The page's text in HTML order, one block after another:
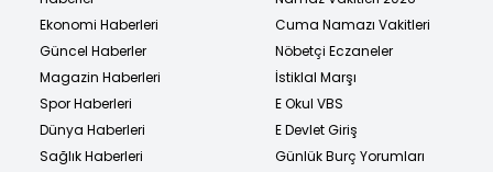
Ekonomi Haberleri
Güncel Haberler
Magazin Haberleri
Spor Haberleri
Dünya Haberleri
Sağlık Haberleri
Cuma Namazı Vakitleri
Nöbetçi Eczaneler
İstiklal Marşı
E Okul VBS
E Devlet Giriş
Günlük Burç Yorumları